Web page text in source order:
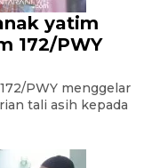
yatim
172/PWY
PWY menggelar
tali asih kepada